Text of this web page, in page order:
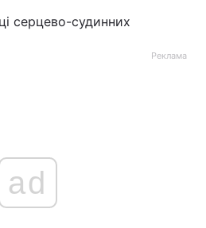
серцево-судинних
Реклама
ad